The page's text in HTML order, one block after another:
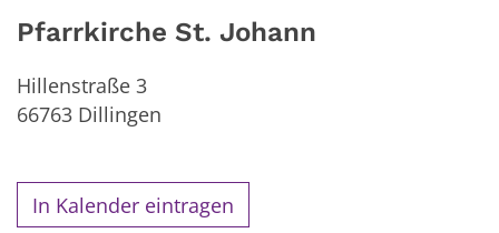
Pfarrkirche St. Johann
Hillenstraße 3
66763 Dillingen
In Kalender eintragen